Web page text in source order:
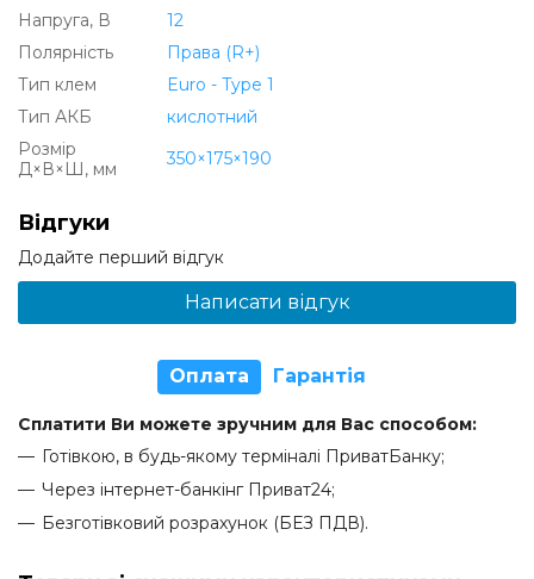
Напруга, В
12
Полярність
Права (R+)
Тип клем
Euro - Type 1
Тип АКБ
кислотний
Розмір
Д×В×Ш, мм
350×175×190
Відгуки
Додайте перший відгук
Написати відгук
Оплата Гарантія
Сплатити Ви можете зручним для Вас способом:
Готівкою, в будь-якому терміналі ПриватБанку;
Через інтернет-банкінг Приват24;
Безготівковий розрахунок (БЕЗ ПДВ).